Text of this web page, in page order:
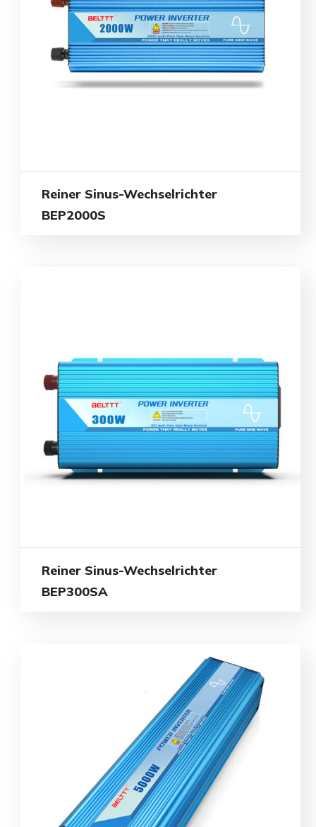
Reiner Sinus-Wechselrichter
BEP2000S
Reiner Sinus-Wechselrichter
BEP300SA